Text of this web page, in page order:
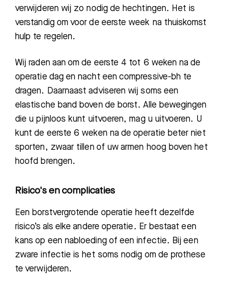
verwijderen wij zo nodig de hechtingen. Het is
verstandig om voor de eerste week na thuiskomst
hulp te regelen.
Wij raden aanom de eerste 4 tot 6 weken na de
operatie dag en nacht een compressive-bh te
dragen. Daarnaast adviseren wij soms een
elastische band boven de borst. Alle bewegingen
die u pijnloos kunt uitvoeren, mag u uitvoeren. U
kunt de eerste 6 weken na de operatie beter niet
sporten, zwaar tillen of uw armen hoog boven het
hoofd brengen.
Risico's en complicaties
Een borstvergrotende operatie heeft dezelfde
risico’s als elke andere operatie. Er bestaat een
kans op een nabloeding of een infectie. Bij een
zware infectie is het soms nodig om de prothese
te verwijderen.